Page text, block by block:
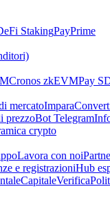
StakingPayPrime
Cronos zkEVMPay
mercatoImpara
prezzoBot Telegram
crypto
Lavora con noi
e registrazioniHub
CapitaleVerifica